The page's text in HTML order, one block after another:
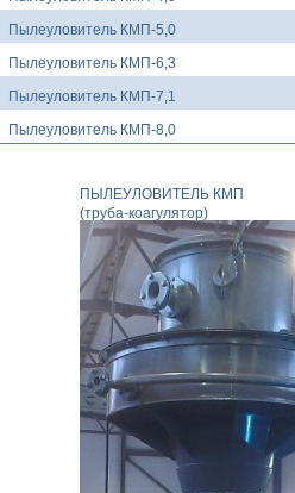
Пылеуловитель КМП-5,0
Пылеуловитель КМП-6,3
Пылеуловитель КМП-7,1
Пылеуловитель КМП-8,0
ПЫЛЕУЛОВИТЕЛЬ КМП
(труба-коагулятор)